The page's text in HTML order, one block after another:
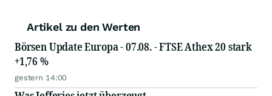
Artikel zu den Werten
Börsen Update Europa - 07.08. - FTSE Athex 20 stark
+1,76 %
gestern 14:00